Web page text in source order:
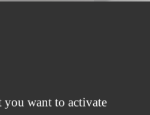
you want to activate